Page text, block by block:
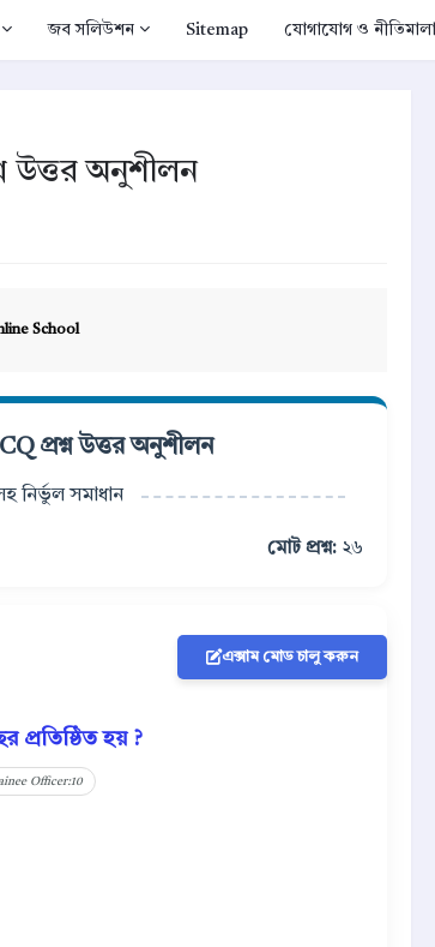
জব সলিউশন Sitemap যোগাযোগ ও নীতিমালা
উত্তর অনুশীলন
School
প্রশ্ন উত্তর অনুশীলন
নির্ভুল সমাধান
মোট প্রশ্ন: ২৬
এক্সাম মোড চালু করুন
প্রতিষ্ঠিত হয় ?
Officer:10